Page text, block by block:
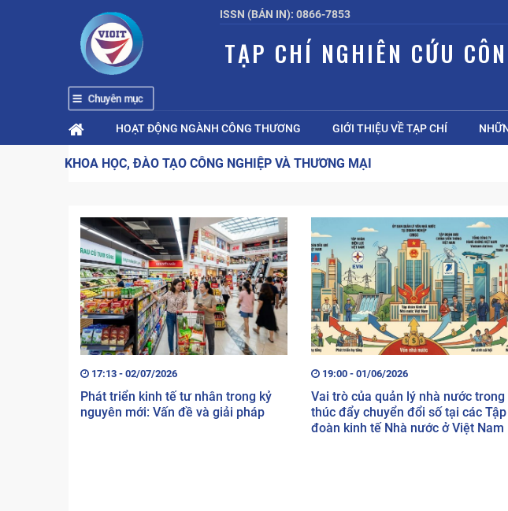
Chuyên mục
ISSN (BẢN IN): 0866-7853
TẠP CHÍ NGHIÊN CỨU
HOẠT ĐỘNG NGÀNH CÔNG THƯƠNG GIỚI THIỆU VỀ TẠP CHÍ
KHOA HỌC, ĐÀO TẠO CÔNG NGHIỆP VÀ THƯƠNG MẠI
17:13 - 02/07/2026
Phát triển kinh tế tư nhân trong kỷ
nguyên mới: Vấn đề và giải pháp
19:00 - 01/06/2026
Vai trò của quản lý nhà nước trong
thúc đẩy chuyển đổi số tại các Tập
đoàn kinh tế Nhà nước ở Việt Nam